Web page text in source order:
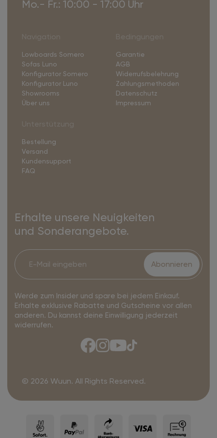
Mo.- Fr.: 10:00 - 17:00 Uhr
Lowboards Somero
Sofas Luno
Konfigurator Somero
Konfigurator Luno
Showrooms
Über uns
Garantie
AGB
Widerrufsbelehrung
Zahlungsmethoden
Datenschutz
Impressum
Bestellung
Versand
Kundensupport
FAQ
Erhalte unsere Neuigkeiten
und Sonderangebote.
Abonnieren
Werde zum Insider und spare bei jedem Einkauf.
Erhalte exklusive Rabatte und Gutscheine vor allen
anderen. Du kannst deine Einwilligung jederzeit
widerrufen.
© 2026 Wuun. All Rights Reserved.